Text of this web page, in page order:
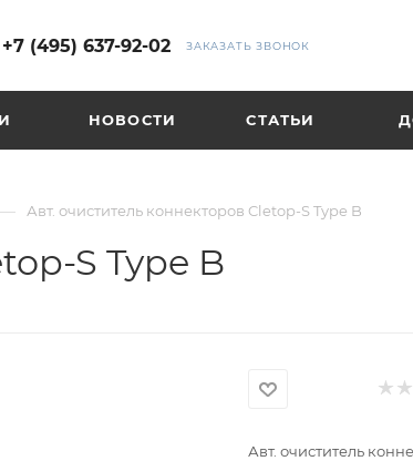
+7 (495) 637-92-02 ЗАКАЗАТЬ ЗВОНОК
НОВОСТИ СТАТЬИ
— Авт. очиститель коннекторов Cletop-S Type B
S Type B
Авт. очиститель